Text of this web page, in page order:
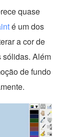
quase
é um dos
a cor de
sólidas. Além
de fundo